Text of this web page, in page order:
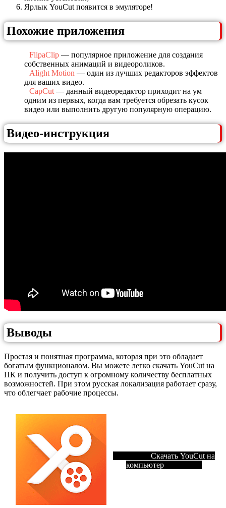
Ярлык YouCut появится в эмуляторе!
Похожие приложения
FlipaClip — популярное приложение для создания
собственных анимаций и видеороликов.
Alight Motion — один из лучших редакторов эффектов
для ваших видео.
CapCut — данный видеоредактор приходит на ум
одним из первых, когда вам требуется обрезать кусок
видео или выполнить другую популярную операцию.
Видео-инструкция
Выводы
Простая и понятная программа, которая при это обладает
богатым функционалом. Вы можете легко скачать YouCut на
ПК и получить доступ к огромному количеству бесплатных
возможностей. При этом русская локализация работает сразу,
что облегчает рабочие процессы.
Скачать YouCut на
компьютер